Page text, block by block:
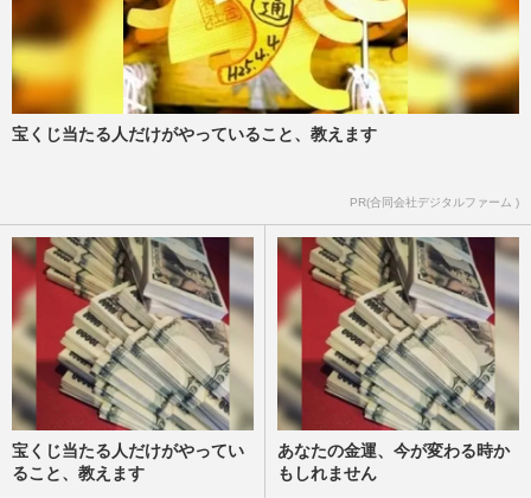
宝くじ当たる人だけがやっていること、教えます
PR(合同会社デジタルファーム )
宝くじ当たる人だけがやってい
ること、教えます
あなたの金運、今が変わる時か
もしれません